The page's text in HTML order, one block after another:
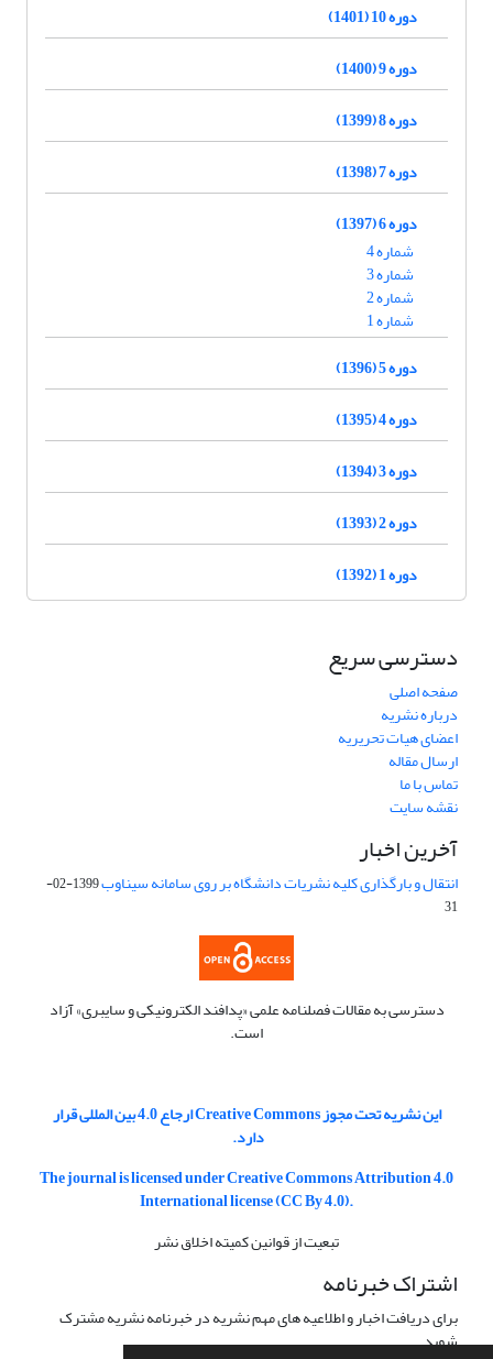
دوره 10 (1401)
دوره 9 (1400)
دوره 8 (1399)
دوره 7 (1398)
دوره 6 (1397)
شماره 4
شماره 3
شماره 2
شماره 1
دوره 5 (1396)
دوره 4 (1395)
دوره 3 (1394)
دوره 2 (1393)
دوره 1 (1392)
دسترسی سریع
صفحه اصلی
درباره نشریه
اعضای هیات تحریریه
ارسال مقاله
تماس با ما
نقشه سایت
آخرین اخبار
انتقال و بارگذاری کلیه نشریات دانشگاه بر روی سامانه سیناوب
1399-02-
31
دسترسی به مقالات فصلنامه علمی «پدافند الکترونیکی و سایبری» آزاد
است.
این نشریه تحت مجوز Creative Commons ارجاع 4.0 بین المللی قرار
دارد.
The journal is licensed under Creative Commons Attribution 4.0
International license (CC By 4.0).
تبعیت از قوانین کمیته اخلاق نشر
اشتراک خبرنامه
برای دریافت اخبار و اطلاعیه های مهم نشریه در خبرنامه نشریه مشترک
شوید.